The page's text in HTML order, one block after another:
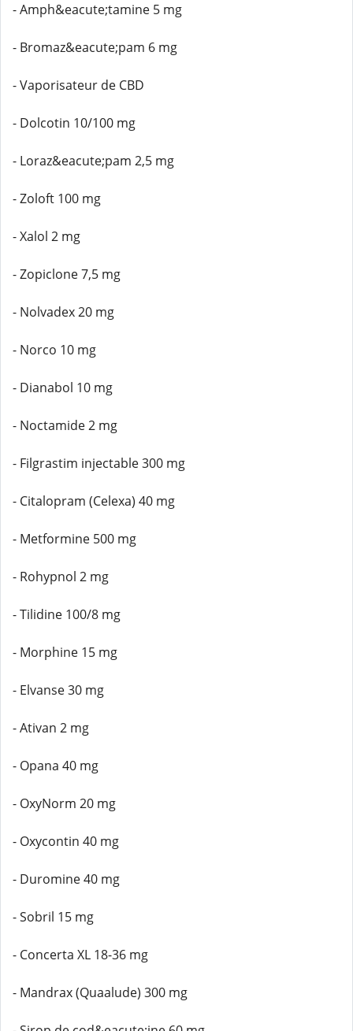
- Amph&eacute;tamine 5 mg
- Bromaz&eacute;pam 6 mg
- Vaporisateur de CBD
- Dolcotin 10/100 mg
- Loraz&eacute;pam 2,5 mg
- Zoloft 100 mg
- Xalol 2 mg
- Zopiclone 7,5 mg
- Nolvadex 20 mg
- Norco 10 mg
- Dianabol 10 mg
- Noctamide 2 mg
- Filgrastim injectable 300 mg
- Citalopram (Celexa) 40 mg
- Metformine 500 mg
- Rohypnol 2 mg
- Tilidine 100/8 mg
- Morphine 15 mg
- Elvanse 30 mg
- Ativan 2 mg
- Opana 40 mg
- OxyNorm 20 mg
- Oxycontin 40 mg
- Duromine 40 mg
- Sobril 15 mg
- Concerta XL 18-36 mg
- Mandrax (Quaalude) 300 mg